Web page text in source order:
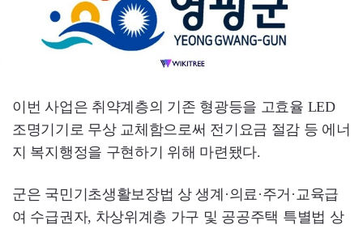
이번 사업은 취약계층의 기존 형광등을 고효율 LED
조명기기로 무상 교체함으로써 전기요금 절감 등 에너
지 복지행정을 구현하기 위해 마련됐다.
군은 국민기초생활보장법 상 생계·의료·주거·교육급
여 수급권자, 차상위계층 가구 및 공공주택 특별법 상